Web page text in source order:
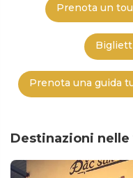
Prenota un
Prenota una guida
Destinazioni nelle